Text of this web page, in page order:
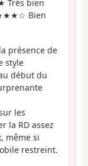
bien
Bien
présence de
style
début du
les
la RD assez
même si
restreint.